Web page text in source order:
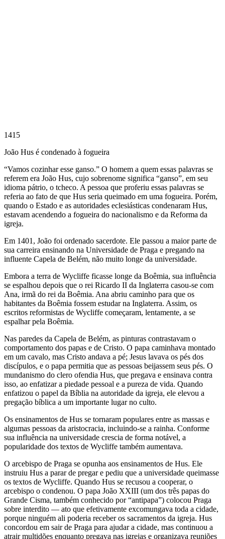
1415
João Hus é condenado à fogueira
“Vamos cozinhar esse ganso.” O homem a quem essas palavras se
referem era João Hus, cujo sobrenome significa “ganso”, em seu
idioma pátrio, o tcheco. A pessoa que proferiu essas palavras se
referia ao fato de que Hus seria queimado em uma fogueira. Porém,
quando o Estado e as autoridades eclesiásticas condenaram Hus,
estavam acendendo a fogueira do nacionalismo e da Reforma da
igreja.
Em 1401, João foi ordenado sacerdote. Ele passou a maior parte de
sua carreira ensinando na Universidade de Praga e pregando na
influente Capela de Belém, não muito longe da universidade.
Embora a terra de Wycliffe ficasse longe da Boêmia, sua influência
se espalhou depois que o rei Ricardo II da Inglaterra casou-se com
Ana, irmã do rei da Boêmia. Ana abriu caminho para que os
habitantes da Boêmia fossem estudar na Inglaterra. Assim, os
escritos reformistas de Wycliffe começaram, lentamente, a se
espalhar pela Boêmia.
Nas paredes da Capela de Belém, as pinturas contrastavam o
comportamento dos papas e de Cristo. O papa caminhava montado
em um cavalo, mas Cristo andava a pé; Jesus lavava os pés dos
discípulos, e o papa permitia que as pessoas beijassem seus pés. O
mundanismo do clero ofendia Hus, que pregava e ensinava contra
isso, ao enfatizar a piedade pessoal e a pureza de vida. Quando
enfatizou o papel da Bíblia na autoridade da igreja, ele elevou a
pregação bíblica a um importante lugar no culto.
Os ensinamentos de Hus se tornaram populares entre as massas e
algumas pessoas da aristocracia, incluindo-se a rainha. Conforme
sua influência na universidade crescia de forma notável, a
popularidade dos textos de Wycliffe também aumentava.
O arcebispo de Praga se opunha aos ensinamentos de Hus. Ele
instruiu Hus a parar de pregar e pediu que a universidade queimasse
os textos de Wycliffe. Quando Hus se recusou a cooperar, o
arcebispo o condenou. O papa João XXIII (um dos três papas do
Grande Cisma, também conhecido por “antipapa”) colocou Praga
sobre interdito — ato que efetivamente excomungava toda a cidade,
porque ninguém ali poderia receber os sacramentos da igreja. Hus
concordou em sair de Praga para ajudar a cidade, mas continuou a
atrair multidões enquanto pregava nas igrejas e organizava reuniões